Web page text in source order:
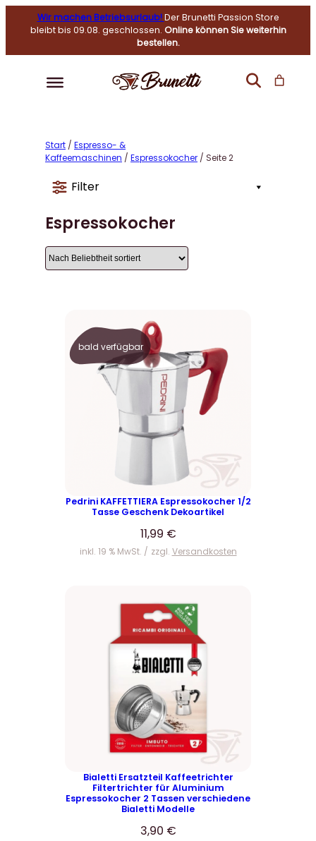
Wir machen Betriebsurlaub!Der Brunetti Passion Store
bleibt bis 09.08. geschlossen. Online können Sie weiterhin
bestellen.
Start / Espresso- &
Kaffeemaschinen / Espressokocher / Seite 2
Filter
Espressokocher
bald verfügbar
Pedrini KAFFETTIERA Espressokocher 1/2
Tasse Geschenk Dekoartikel
11,99 €
inkl. 19 % MwSt. zzgl. Versandkosten
Bialetti Ersatzteil Kaffeetrichter
Filtertrichter für Aluminium
Espressokocher 2 Tassen verschiedene
Bialetti Modelle
3,90 €